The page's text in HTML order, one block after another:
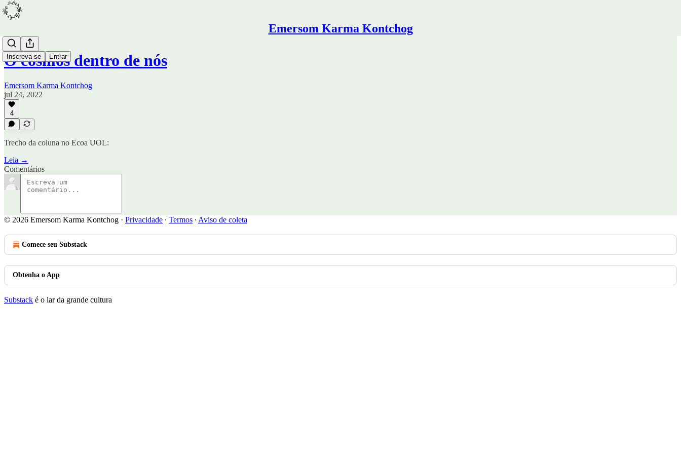
Emersom Karma Kontchog
Inscreva-se Entrar
O cosmos dentro de nós
Emersom Karma Kontchog
jul 24, 2022
4
Trecho da coluna no Ecoa UOL:
Leia →
Comentários
© 2026 Emersom Karma Kontchog · Privacidade ∙ Termos ∙ Aviso de coleta
Comece seu Substack
Obtenha o App
Substack é o lar da grande cultura